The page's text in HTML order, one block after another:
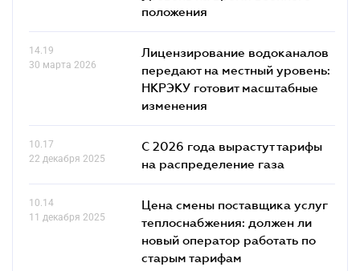
положения
14.19
30 марта 2026
Лицензирование водоканалов
передают на местный уровень:
НКРЭКУ готовит масштабные
изменения
10.17
22 декабря 2025
С 2026 года вырастут тарифы
на распределение газа
10.14
11 декабря 2025
Цена смены поставщика услуг
теплоснабжения: должен ли
новый оператор работать по
старым тарифам